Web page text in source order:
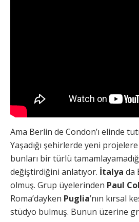
Ama Berlin de Condon’ı elinde
Yaşadığı şehirlerde yeni projelere
bunları bir türlü
değiştirdiğini anlatıyor. İtalya da
olmuş. Grup üyelerinden Paul
Roma’dayken Puglia’nın kırsal
stüdyo bulmuş. Bunun üzerine